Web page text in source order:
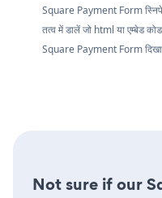
Square Payment Form
तत्व में डालें जो html या एम्बेड
Square Payment Form
Not sure if our